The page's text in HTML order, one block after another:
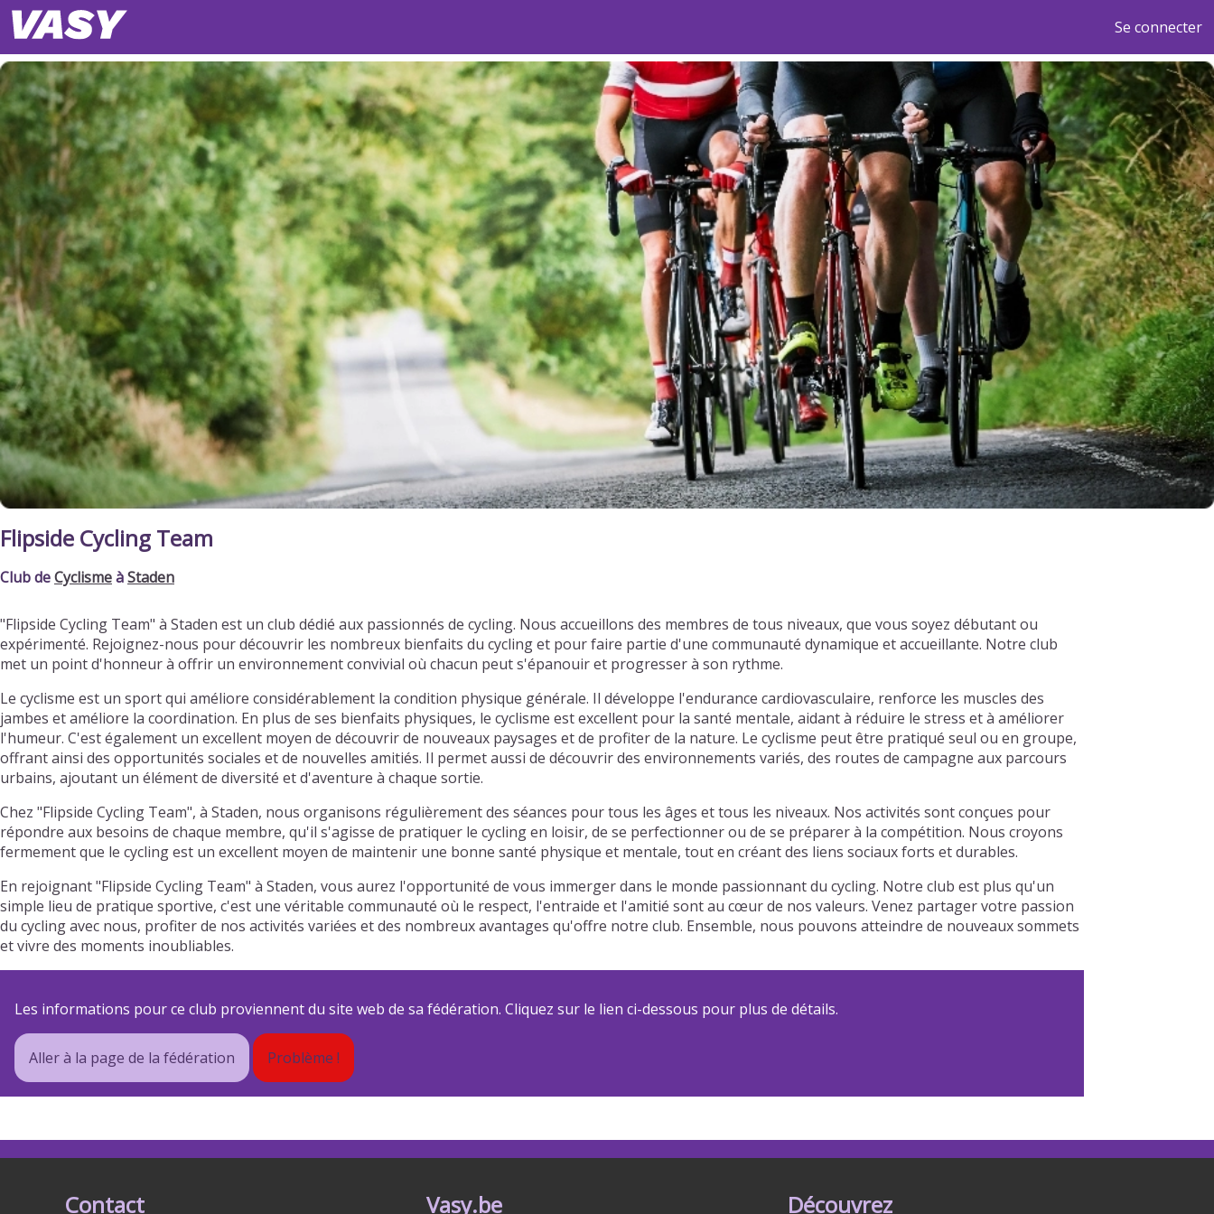
Se connecter
Flipside Cycling Team
Club deCyclismeàStaden
"Flipside Cycling Team" à Staden est un club dédié aux passionnés de cycling. Nous accueillons des membres de tous niveaux, que vous soyez débutant ou
expérimenté. Rejoignez-nous pour découvrir les nombreux bienfaits du cycling et pour faire partie d'une communauté dynamique et accueillante. Notre club
met un point d'honneur à offrir un environnement convivial où chacun peut s'épanouir et progresser à son rythme.
Le cyclisme est un sport qui améliore considérablement la condition physique générale. Il développe l'endurance cardiovasculaire, renforce les muscles des
jambes et améliore la coordination. En plus de ses bienfaits physiques, le cyclisme est excellent pour la santé mentale, aidant à réduire le stress et à améliorer
l'humeur. C'est également un excellent moyen de découvrir de nouveaux paysages et de profiter de la nature. Le cyclisme peut être pratiqué seul ou en groupe,
offrant ainsi des opportunités sociales et de nouvelles amitiés. Il permet aussi de découvrir des environnements variés, des routes de campagne aux parcours
urbains, ajoutant un élément de diversité et d'aventure à chaque sortie.
Chez "Flipside Cycling Team", à Staden, nous organisons régulièrement des séances pour tous les âges et tous les niveaux. Nos activités sont conçues pour
répondre aux besoins de chaque membre, qu'il s'agisse de pratiquer le cycling en loisir, de se perfectionner ou de se préparer à la compétition. Nous croyons
fermement que le cycling est un excellent moyen de maintenir une bonne santé physique et mentale, tout en créant des liens sociaux forts et durables.
En rejoignant "Flipside Cycling Team" à Staden, vous aurez l'opportunité de vous immerger dans le monde passionnant du cycling. Notre club est plus qu'un
simple lieu de pratique sportive, c'est une véritable communauté où le respect, l'entraide et l'amitié sont au cœur de nos valeurs. Venez partager votre passion
du cycling avec nous, profiter de nos activités variées et des nombreux avantages qu'offre notre club. Ensemble, nous pouvons atteindre de nouveaux sommets
et vivre des moments inoubliables.
Les informations pour ce club proviennent du site web de sa fédération. Cliquez sur le lien ci-dessous pour plus de détails.
Aller à la page de la fédération Problème !
Contact Vasy.be Découvrez